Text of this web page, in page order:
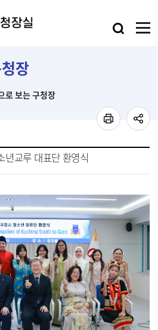
장
로 보는 구청장
교루 대표단 환영식